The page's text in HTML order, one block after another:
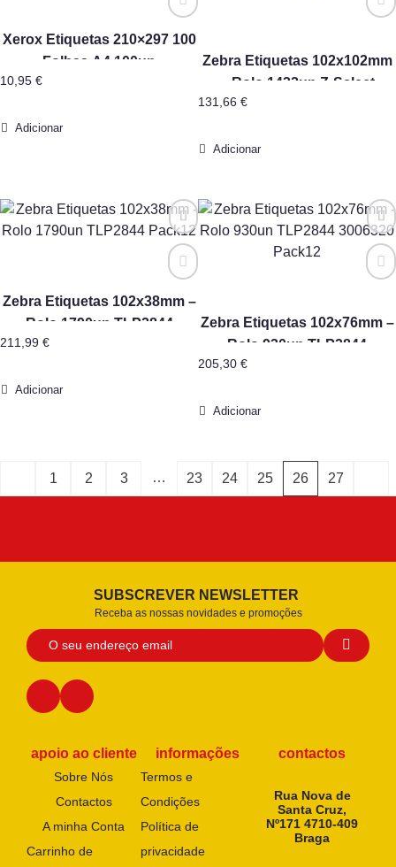
Xerox Etiquetas 210×297 100
Folhas A4 100un
10,95 €
Adicionar
Zebra Etiquetas 102x102mm
– Rolo 1432un Z-Select
131,66 €
Adicionar
Zebra Etiquetas 102x38mm –
Rolo 1790un TLP2844
211,99 €
Adicionar
Zebra Etiquetas 102x76mm –
Rolo 930un TLP2844
3006320 Pack12
205,30 €
Adicionar
1 2 3 … 23 24 25 26 27
SUBSCREVER NEWSLETTER
Receba as nossas novidades e promoções
apoio ao cliente
Sobre Nós
Contactos
A minha Conta
Carrinho de
informações
Termos e
Condições
Política de
privacidade
contactos
Rua Nova de
Santa Cruz,
Nº171 4710-409
Braga